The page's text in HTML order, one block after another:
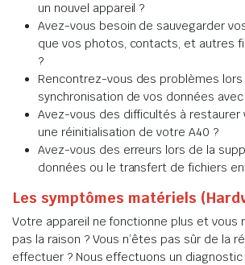
un nouvel appareil ?
Avez-vous besoin de sauvegarder
que vos photos, contacts, et autres
?
Rencontrez-vous des problèmes lors
synchronisation de vos données
Avez-vous des difficultés à restaurer
une réinitialisation de votre A40 ?
Avez-vous des erreurs lors de la
données ou le transfert de fichiers
Les symptômes matériels
Votre appareil ne fonctionne plus et vous
pas la raison ? Vous n’êtes pas sûr de la
effectuer ? Nous effectuons un